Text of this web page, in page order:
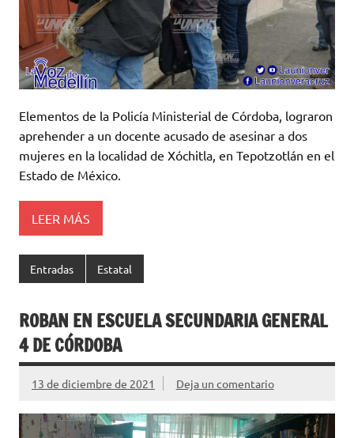
Elementos de la Policía Ministerial de Córdoba, lograron
aprehender a un docente acusado de asesinar a dos
mujeres en la localidad de Xóchitla, en Tepotzotlán en el
Estado de México.
LEER MÁS
Entradas Estatal
ROBAN EN ESCUELA SECUNDARIA GENERAL
4 DE CÓRDOBA
13 de diciembre de 2021 Deja un comentario